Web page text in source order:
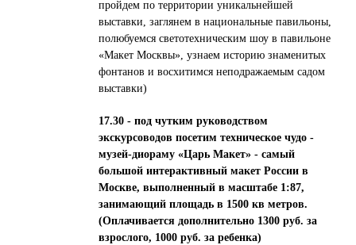
пройдем по территории уникальнейшей
выставки, заглянем в национальные павильоны,
полюбуемся светотехническим шоу в павильоне
«Макет Москвы», узнаем историю знаменитых
фонтанов и восхитимся неподражаемым садом
выставки)
17.30 - под чутким руководством
экскурсоводов посетим техническое чудо -
музей-диораму «Царь Макет» - самый
большой интерактивный макет России в
Москве, выполненный в масштабе 1:87,
занимающий площадь в 1500 кв метров.
(Оплачивается дополнительно 1300 руб. за
взрослого, 1000 руб. за ребенка)